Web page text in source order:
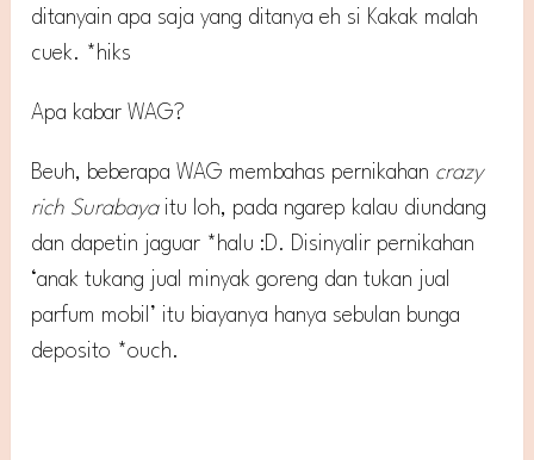
ditanyain apa saja yang ditanya eh si Kakak malah
cuek. *hiks
Apa kabar WAG?
Beuh, beberapa WAG membahas pernikahan crazy
rich Surabaya itu loh, pada ngarep kalau diundang
dan dapetin jaguar *halu :D. Disinyalir pernikahan
‘anak tukang jual minyak goreng dan tukan jual
parfum mobil’ itu biayanya hanya sebulan bunga
deposito *ouch.